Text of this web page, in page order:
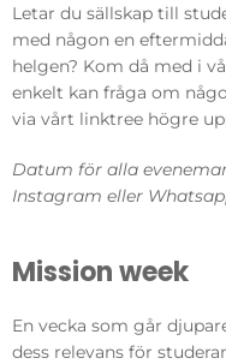
Letar du sällskap till
med någon en
helgen? Kom då med i
enkelt kan fråga om
via vårt linktree högre
Datum för alla
Instagram eller
Mission week
En vecka som går
dess relevans för